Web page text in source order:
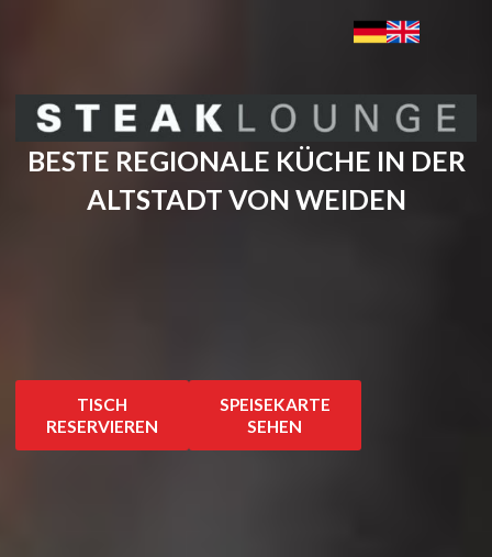
BESTE REGIONALE KÜCHE IN DER
ALTSTADT VON WEIDEN
TISCH
RESERVIEREN
SPEISEKARTE
SEHEN